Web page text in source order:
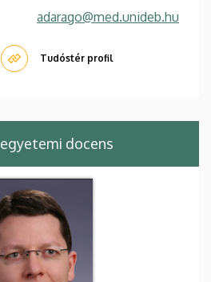
adarago@med.unideb.hu
Tudóstér profil
egyetemi docens